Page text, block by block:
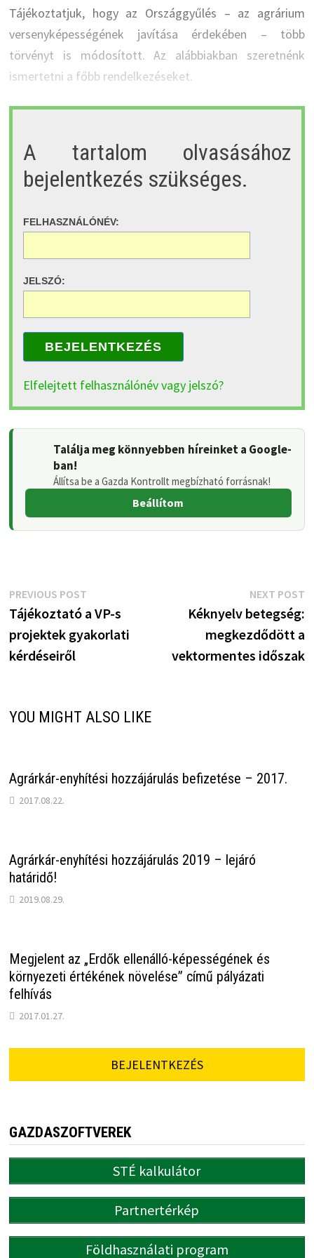
Tájékoztatjuk, hogy az Országgyűlés – az agrárium
versenyképességének javítása érdekében – több
törvényt is módosított. Az alábbiakban szeretnénk
ismertetni a főbb rendelkezéseket.
A tartalom olvasásához
bejelentkezés szükséges.
FELHASZNÁLÓNÉV:
JELSZÓ:
BEJELENTKEZÉS
Elfelejtett felhasználónév vagy jelszó?
Találja meg könnyebben híreinket a Google-
ban!
Állítsa be a Gazda Kontrollt megbízható forrásnak!
Beállítom
Bejegyzés
navigáció
PREVIOUS POSTPrevious
post:
Tájékoztató a VP-s
projektek gyakorlati
kérdéseiről
NEXT POST
Kéknyelv betegség:
megkezdődött a
vektormentes időszak
YOU MIGHT ALSO LIKE
Agrárkár-enyhítési hozzájárulás befizetése – 2017.
2017.08.22.
Agrárkár-enyhítési hozzájárulás 2019 – lejáró
határidő!
2019.08.29.
Megjelent az „Erdők ellenálló-képességének és
környezeti értékének növelése” című pályázati
felhívás
2017.01.27.
BEJELENTKEZÉS
GAZDASZOFTVEREK
STÉ kalkulátor
Partnertérkép
Földhasználati program